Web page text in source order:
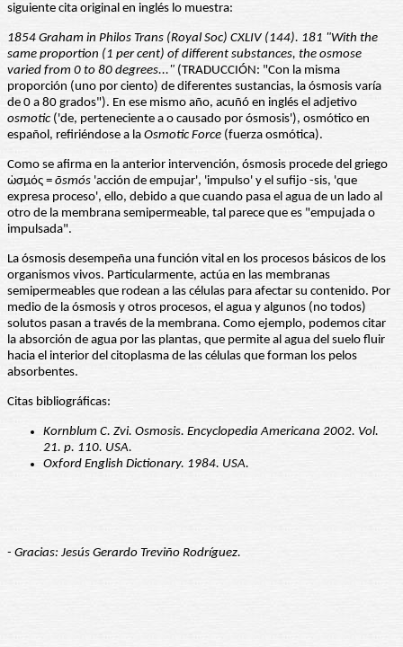
siguiente cita original en inglés lo muestra:
1854 Graham in Philos Trans (Royal Soc) CXLIV (144). 181 "With the
same proportion (1 per cent) of different substances, the osmose
varied from 0 to 80 degrees..." (TRADUCCIÓN: "Con la misma
proporción (uno por ciento) de diferentes sustancias, la ósmosis varía
de 0 a 80 grados"). En ese mismo año, acuñó en inglés el adjetivo
osmotic ('de, perteneciente a o causado por ósmosis'), osmótico en
español, refiriéndose a la Osmotic Force (fuerza osmótica).
Como se afirma en la anterior intervención, ósmosis procede del griego
ὠσμός = ōsmós 'acción de empujar', 'impulso' y el sufijo -sis, 'que
expresa proceso', ello, debido a que cuando pasa el agua de un lado al
otro de la membrana semipermeable, tal parece que es "empujada o
impulsada".
La ósmosis desempeña una función vital en los procesos básicos de los
organismos vivos. Particularmente, actúa en las membranas
semipermeables que rodean a las células para afectar su contenido. Por
medio de la ósmosis y otros procesos, el agua y algunos (no todos)
solutos pasan a través de la membrana. Como ejemplo, podemos citar
la absorción de agua por las plantas, que permite al agua del suelo fluir
hacia el interior del citoplasma de las células que forman los pelos
absorbentes.
Citas bibliográficas:
Kornblum C. Zvi. Osmosis. Encyclopedia Americana 2002. Vol.
21. p. 110. USA.
Oxford English Dictionary. 1984. USA.
- Gracias: Jesús Gerardo Treviño Rodríguez.